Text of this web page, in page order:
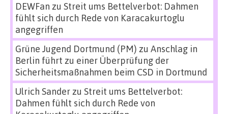
DEWFan zu Streit ums Bettelverbot: Dahmen
fühlt sich durch Rede von Karacakurtoglu
angegriffen
Grüne Jugend Dortmund (PM) zu Anschlag in
Berlin führt zu einer Überprüfung der
Sicherheitsmaßnahmen beim CSD in Dortmund
Ulrich Sanderzu Streit ums Bettelverbot:
Dahmen fühlt sich durch Rede von